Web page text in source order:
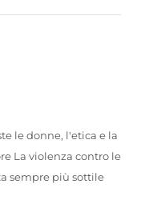
le donne, l'etica e la
La violenza contro le
sempre più sottile